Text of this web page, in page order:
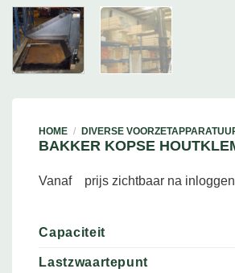
HOME / DIVERSE
BAKKER KOPSE
Vanaf prijs zichtbaar na inloggen
Capaciteit
Lastzwaartepunt